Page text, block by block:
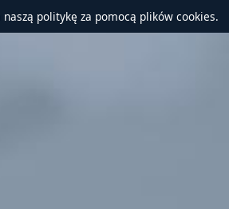
politykę za pomocą plików cookies.